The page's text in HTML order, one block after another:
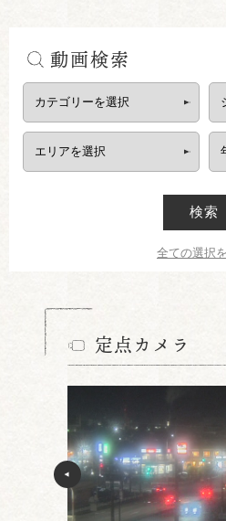
動画検索
検索
全ての選択
定点カメラ